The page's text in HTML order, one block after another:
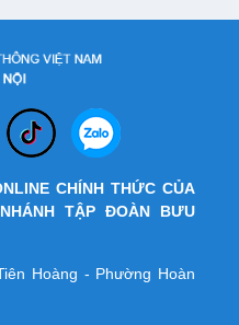
CHÍNH THỨC CỦA
TẬP ĐOÀN BƯU
Hoàng - Phường Hoàn